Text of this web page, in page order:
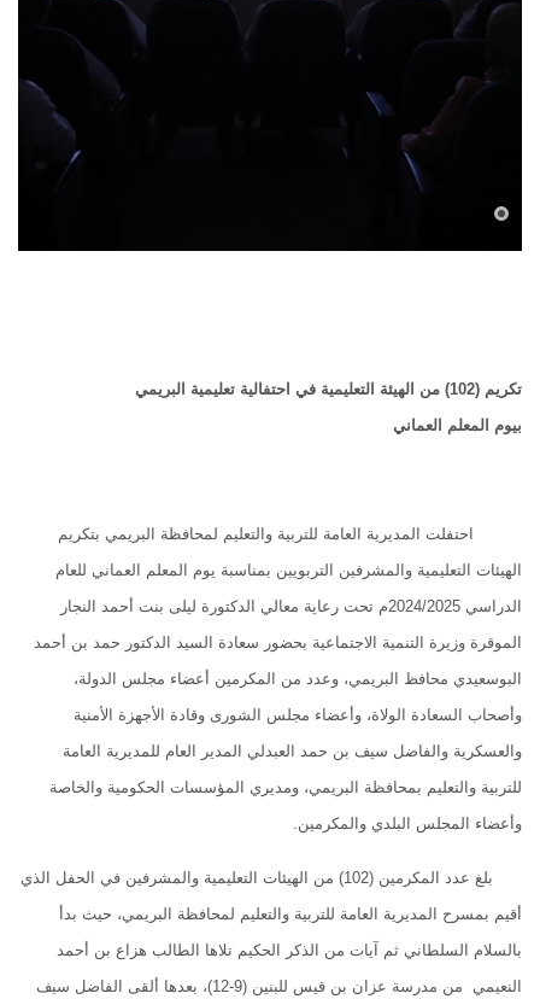
تكريم (102) من الهيئة التعليمية في احتفالية تعليمية البريمي
بيوم المعلم العماني
احتفلت المديرية العامة للتربية والتعليم لمحافظة البريمي بتكريم
الهيئات التعليمية والمشرفين التربويين بمناسبة يوم المعلم العماني للعام
الدراسي 2024/2025م تحت رعاية معالي الدكتورة ليلى بنت أحمد النجار
الموقرة وزيرة التنمية الاجتماعية بحضور سعادة السيد الدكتور حمد بن أحمد
البوسعيدي محافظ البريمي، وعدد من المكرمين أعضاء مجلس الدولة،
وأصحاب السعادة الولاة، وأعضاء مجلس الشورى وقادة الأجهزة الأمنية
والعسكرية والفاضل سيف بن حمد العبدلي المدير العام للمديرية العامة
للتربية والتعليم بمحافظة البريمي، ومديري المؤسسات الحكومية والخاصة
وأعضاء المجلس البلدي والمكرمين.
بلغ عدد المكرمين (102) من الهيئات التعليمية والمشرفين في الحفل الذي
أقيم بمسرح المديرية العامة للتربية والتعليم لمحافظة البريمي، حيث بدأ
بالسلام السلطاني ثم آيات من الذكر الحكيم تلاها الطالب هزاع بن أحمد
النعيمي من مدرسة عزان بن قيس للبنين (9-12)، بعدها ألقى الفاضل سيف